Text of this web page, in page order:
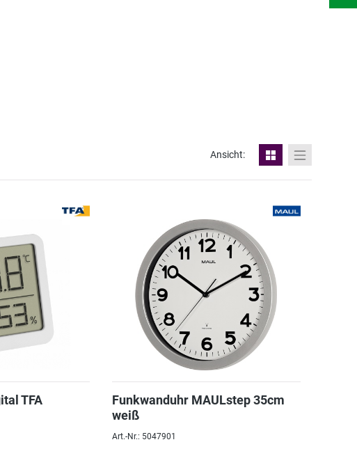
Ansicht:
TFA
Funkwanduhr MAULstep 35cm
weiß
Art.-Nr.: 5047901